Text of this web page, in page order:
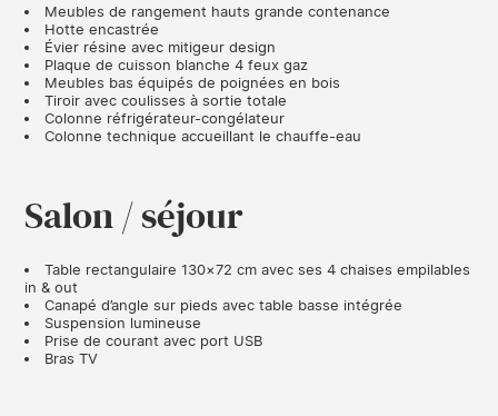
Meubles de rangement hauts grande contenance
Hotte encastrée
Évier résine avec mitigeur design
Plaque de cuisson blanche 4 feux gaz
Meubles bas équipés de poignées en bois
Tiroir avec coulisses à sortie totale
Colonne réfrigérateur-congélateur
Colonne technique accueillant le chauffe-eau
Salon / séjour
Table rectangulaire 130×72 cm avec ses 4 chaises empilables
in & out
Canapé d’angle sur pieds avec table basse intégrée
Suspension lumineuse
Prise de courant avec port USB
Bras TV